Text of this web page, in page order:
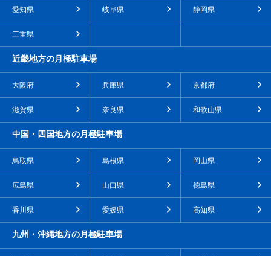
愛知県 岐阜県 静岡県
三重県
近畿地方の月極駐車場
大阪府 兵庫県 京都府
滋賀県 奈良県 和歌山県
中国・四国地方の月極駐車場
鳥取県 島根県 岡山県
広島県 山口県 徳島県
香川県 愛媛県 高知県
九州・沖縄地方の月極駐車場